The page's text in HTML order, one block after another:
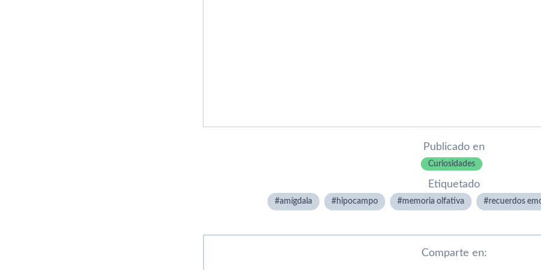
Publicado en
Curiosidades
Etiquetado
amígdala hipocampo memoria olfativa recuerdos
Comparte en: